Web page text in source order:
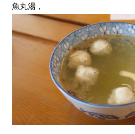
魚丸湯，